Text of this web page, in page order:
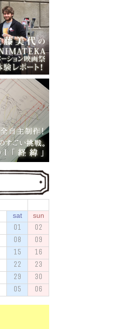
sat sun
01
02
08
09
15
16
22
23
29
30
05 06